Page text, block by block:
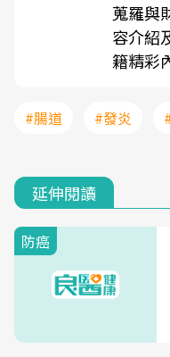
蒐羅與
容介紹
籍精彩
#腸道 #發炎
延伸閱讀
防癌